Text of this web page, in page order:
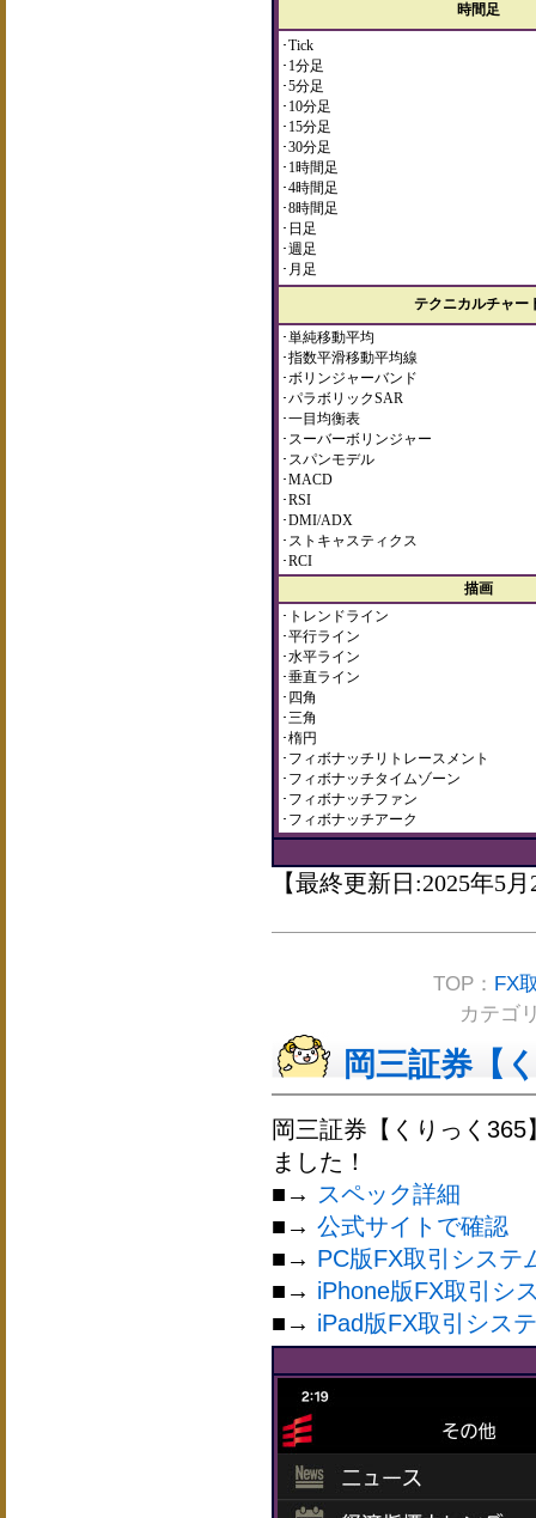
時間足
･Tick
･1分足
･5分足
･10分足
･15分足
･30分足
･1時間足
･4時間足
･8時間足
･日足
･週足
･月足
テクニカルチャー
･単純移動平均
･指数平滑移動平均線
･ボリンジャーバンド
･パラボリックSAR
･一目均衡表
･スーバーボリンジャー
･スパンモデル
･MACD
･RSI
･DMI/ADX
･ストキャスティクス
･RCI
描画
･トレンドライン
･平行ライン
･水平ライン
･垂直ライン
･四角
･三角
･楕円
･フィボナッチリトレースメント
･フィボナッチタイムゾーン
･フィボナッチファン
･フィボナッチアーク
【最終更新日:2025年5
TOP： FX
カテゴ
岡三証券【
岡三証券【くりっく
ました！
■→ スペック詳細
■→ 公式サイトで確認
■→ PC版FX取引システ
■→ iPhone版FX取引シ
■→ iPad版FX取引シス